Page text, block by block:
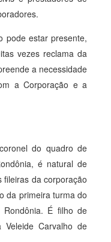
pode estar presente,
vezes reclama da
a necessidade
a Corporação e a
do quadro de
é natural de
fileiras da corporação
da primeira turma do
É filho de
Carvalho de